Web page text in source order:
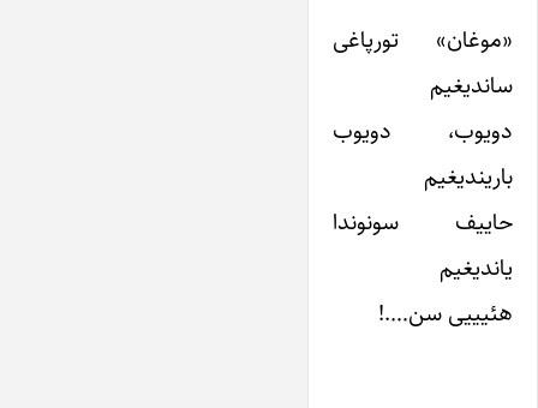
«موغان» تورپاغی
ساندیغیم
دویوب، دویوب
باریندیغیم
حاییف سونوندا
یاندیغیم
هئیییی سن….!